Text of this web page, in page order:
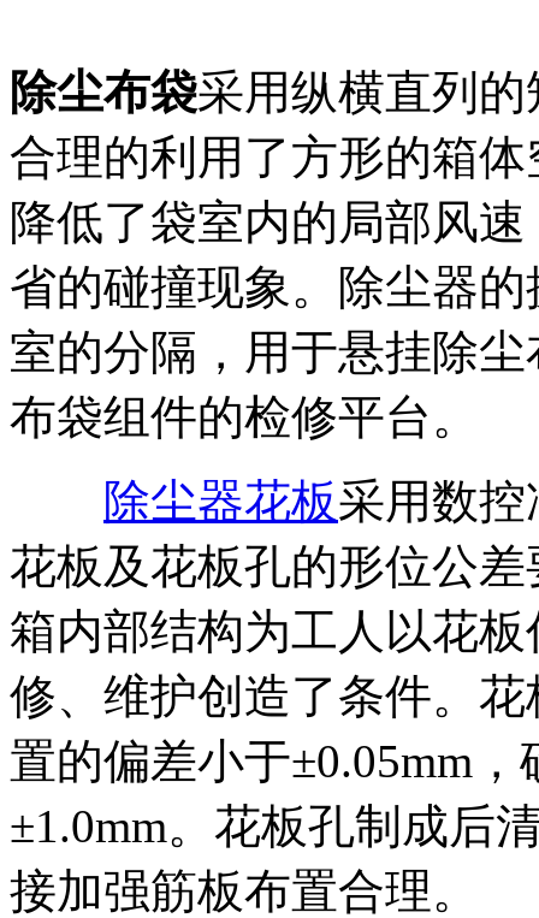
除尘布袋采用纵横直列
合理的利用了方形的箱
降低了袋室内的局部风
省的碰撞现象。除尘器
室的分隔，用于悬挂除
布袋组件的检修平台。
除尘器花板采用数
花板及花板孔的形位公
箱内部结构为工人以花
修、维护创造了条件。
置的偏差小于±0.05mm
±1.0mm。花板孔制成后
接加强筋板布置合理。